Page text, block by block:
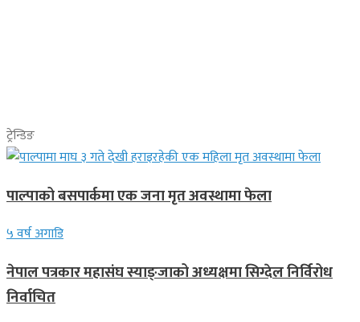
ट्रेन्डिङ
पाल्पाको बसपार्कमा एक जना मृत अवस्थामा फेला
५ वर्ष अगाडि
नेपाल पत्रकार महासंघ स्याङ्जाको अध्यक्षमा सिग्देल निर्विरोध
निर्वाचित